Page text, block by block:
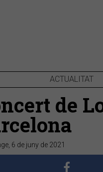
ACTUALITAT
de
6 de juny de 2021